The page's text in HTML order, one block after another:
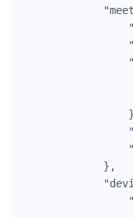
            },